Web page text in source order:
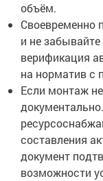
объём.
Своевременно
и не
верификация
на норматив
Если монтаж
составления
документ
возможности